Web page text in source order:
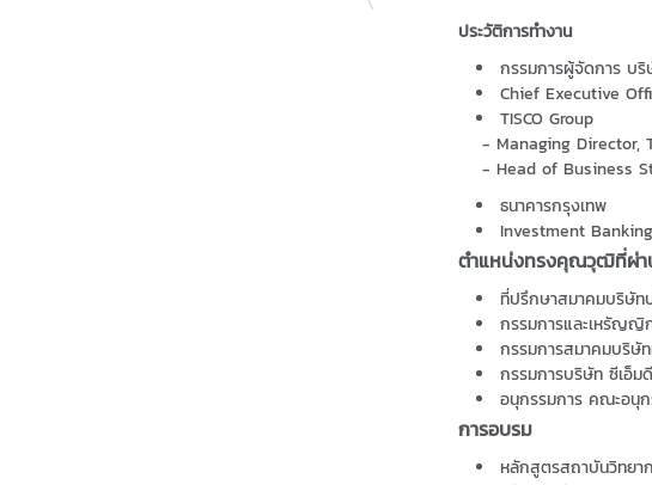
ประวัติการทำงาน
กรรมการผู้จัดการ บ
Chief Executive
TISCO Group
- Managing Director,
- Head of Business
ธนาคารกรุงเทพ
Investment
ตำแหน่งทรงคุณวุฒิที่ผ่า
ที่ปรึกษาสมาคมบริษัท
กรรมการและเหรัญญิ
กรรมการสมาคมบริษั
กรรมการบริษัท ซีเอ็ม
อนุกรรมการ คณะอนุก
การอบรม
หลักสูตรสถาบันวิทยา